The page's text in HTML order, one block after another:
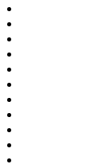
سهیل
سهیل
سهیل
سهیل
سیامک
سید
سید
سید
سید
سینا